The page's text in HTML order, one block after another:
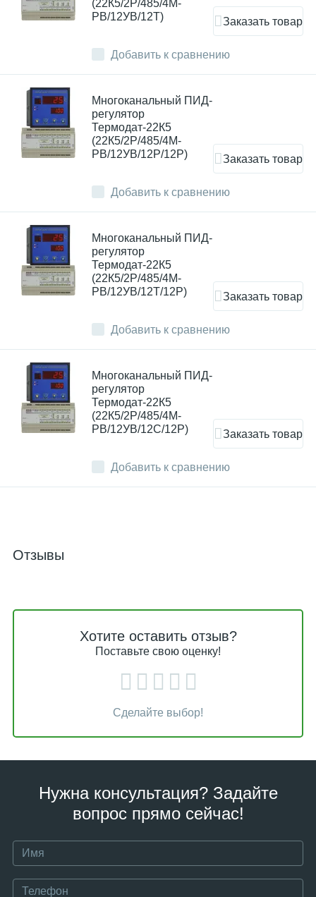
Добавить к сравнению
(22К5/2Р/485/4М-
РВ/12УВ/12Т)
Заказать товар
Добавить к сравнению
Многоканальный ПИД-
регулятор
Термодат-22К5
(22К5/2Р/485/4М-
РВ/12УВ/12Р/12Р)
Заказать товар
Добавить к сравнению
Многоканальный ПИД-
регулятор
Термодат-22К5
(22К5/2Р/485/4М-
РВ/12УВ/12Т/12Р)
Заказать товар
Добавить к сравнению
Многоканальный ПИД-
регулятор
Термодат-22К5
(22К5/2Р/485/4М-
РВ/12УВ/12С/12Р)
Заказать товар
Отзывы
Хотите оставить отзыв?
Поставьте свою оценку!
Сделайте выбор!
Нужна консультация? Задайте
вопрос прямо сейчас!